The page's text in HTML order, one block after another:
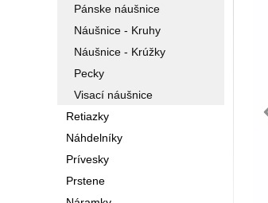
Pánske náušnice
Náušnice - Kruhy
Náušnice - Krúžky
Pecky
Visací náušnice
Retiazky
Náhdelníky
Prívesky
Prstene